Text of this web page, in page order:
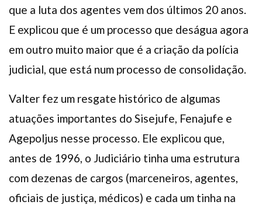
que a luta dos agentes vem dos últimos 20 anos.
E explicou que é um processo que deságua agora
em outro muito maior que é a criação da polícia
judicial, que está num processo de consolidação.
Valter fez um resgate histórico de algumas
atuações importantes do Sisejufe, Fenajufe e
Agepoljus nesse processo. Ele explicou que,
antes de 1996, o Judiciário tinha uma estrutura
com dezenas de cargos (marceneiros, agentes,
oficiais de justiça, médicos) e cada um tinha na